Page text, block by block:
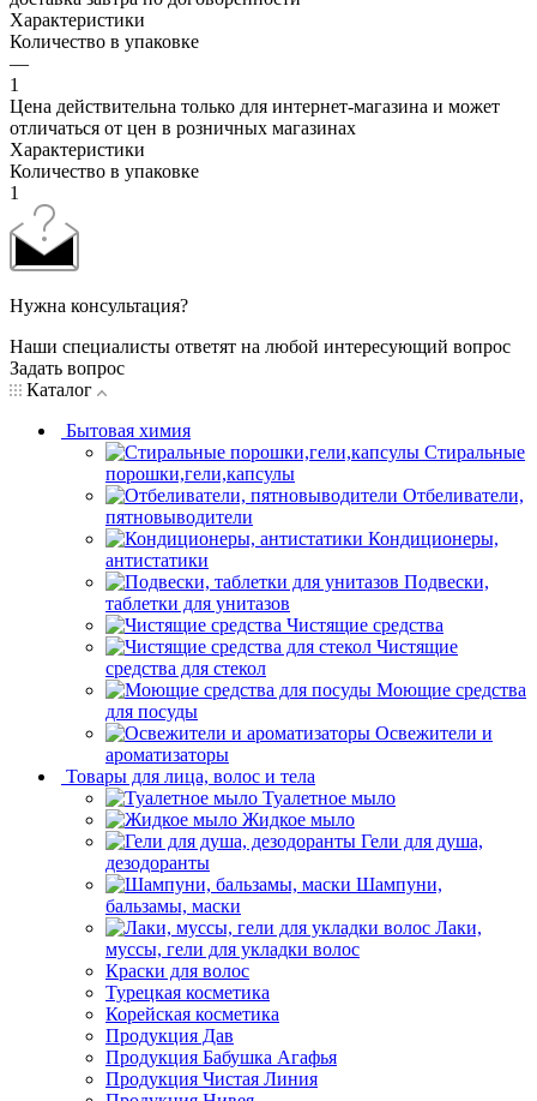
Характеристики
Количество в упаковке
—
1
Цена действительна только для интернет-магазина и может
отличаться от цен в розничных магазинах
Характеристики
Количество в упаковке
1
Нужна консультация?
Наши специалисты ответят на любой интересующий вопрос
Задать вопрос
Каталог
Бытовая химия
Стиральные
порошки,гели,капсулы
Отбеливатели,
пятновыводители
Кондиционеры,
антистатики
Подвески,
таблетки для унитазов
Чистящие средства
Чистящие
средства для стекол
Моющие средства
для посуды
Освежители и
ароматизаторы
Товары для лица, волос и тела
Туалетное мыло
Жидкое мыло
Гели для душа,
дезодоранты
Шампуни,
бальзамы, маски
Лаки,
муссы, гели для укладки волос
Краски для волос
Турецкая косметика
Корейская косметика
Продукция Дав
Продукция Бабушка Агафья
Продукция Чистая Линия